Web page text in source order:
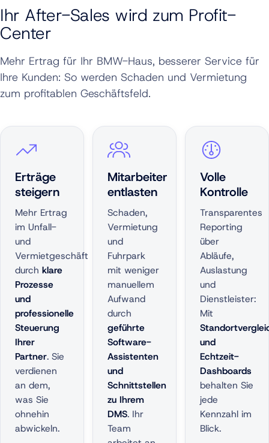
Ihr After-Sales wird zum Profit-
Center
Mehr Ertrag für Ihr BMW-Haus, besserer Service für
Ihre Kunden: So werden Schaden und Vermietung
zum profitablen Geschäftsfeld.
Erträge
steigern
Mehr Ertrag
im Unfall-
und
Vermietgeschäft
durch klare
Prozesse
und
professionelle
Steuerung
Ihrer
Partner. Sie
verdienen
an dem,
was Sie
ohnehin
abwickeln.
Mitarbeiter
entlasten
Schaden,
Vermietung
und
Fuhrpark
mit weniger
manuellem
Aufwand
durch
geführte
Software-
Assistenten
und
Schnittstellen
zu Ihrem
DMS. Ihr
Team
Volle
Kontrolle
Transparentes
Reporting
über
Abläufe,
Auslastung
und
Dienstleister:
Mit
und
Echtzeit-
Dashboards
behalten Sie
jede
Kennzahl im
Blick.